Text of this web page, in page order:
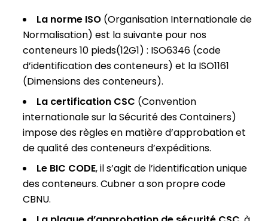
La norme ISO(Organisation Internationale de
Normalisation) est la suivante pour nos
conteneurs 10 pieds(12G1) : ISO6346 (code
d’identification des conteneurs) et la ISO1161
(Dimensions des conteneurs).
La certification CSC (Convention
internationale sur la Sécurité des Containers)
impose des règles en matière d’approbation et
de qualité des conteneurs d’expéditions.
LeBIC CODE, il s’agit de l’identification unique
des conteneurs. Cubner a son propre code
CBNU.